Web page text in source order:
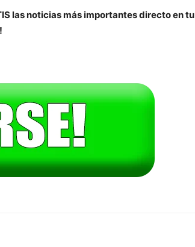
las noticias más importantes directo en tu